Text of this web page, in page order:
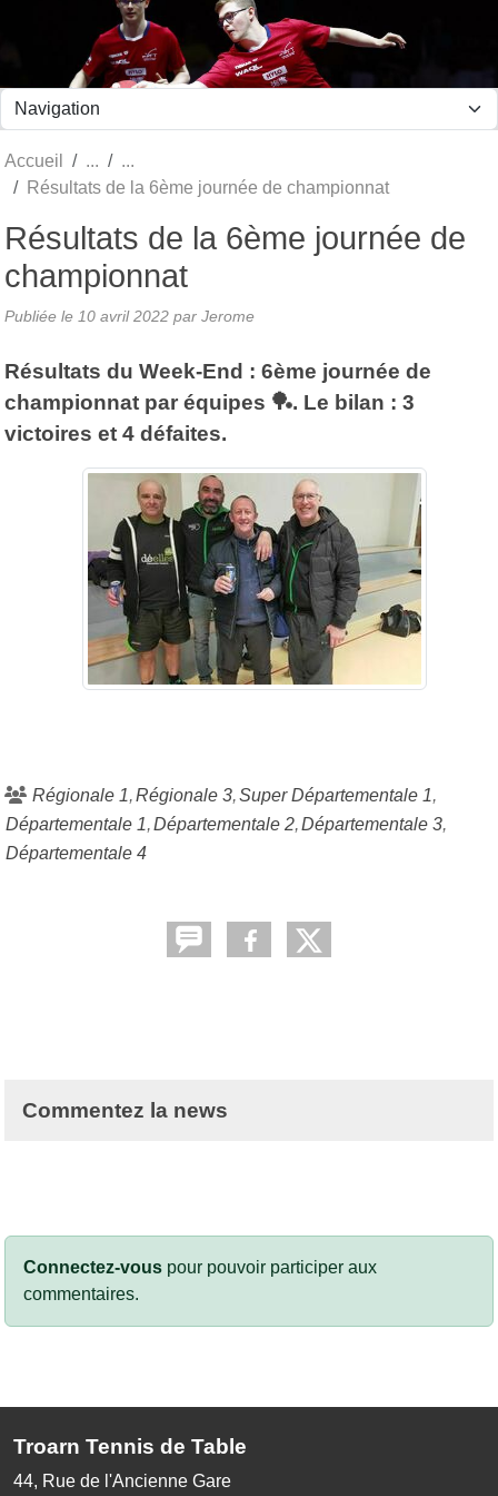
Accueil
Résultats de la 6ème journée de championnat
Résultats de la 6ème journée de
championnat
Publiée le 10 avril 2022 par Jerome
Résultats du Week-End : 6ème journée de
championnat par équipes 🏓. Le bilan : 3
victoires et 4 défaites.
Régionale 1 Régionale 3 Super Départementale 1
Départementale 1 Départementale 2 Départementale 3
Départementale 4
Commentez la news
Connectez-vous pour pouvoir participer aux
commentaires.
Troarn Tennis de Table
44, Rue de l'Ancienne Gare
Panneau de gestion des cookies